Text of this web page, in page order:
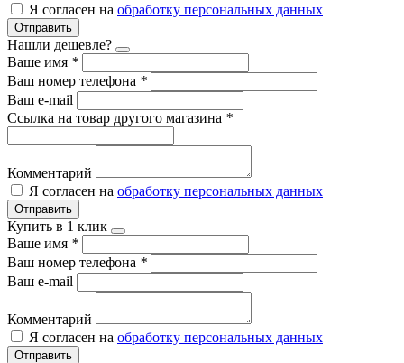
Я согласен на обработку персональных данных
Отправить
Нашли дешевле?
Ваше имя *
Ваш номер телефона *
Ваш e-mail
Ссылка на товар другого магазина *
Комментарий
Я согласен на обработку персональных данных
Отправить
Купить в 1 клик
Ваше имя *
Ваш номер телефона *
Ваш e-mail
Комментарий
Я согласен на обработку персональных данных
Отправить